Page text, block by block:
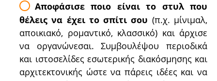
Αποφάσισε ποιο είναι το στυλ που
θέλεις να έχει το σπίτι σου (π.χ. μίνιμαλ,
αποικιακό, ρομαντικό, κλασσικό) και άρχισε
να οργανώνεσαι. Συμβουλέψου περιοδικά
και ιστοσελίδες εσωτερικής διακόσμησης και
αρχιτεκτονικής ώστε να πάρεις ιδέες και να